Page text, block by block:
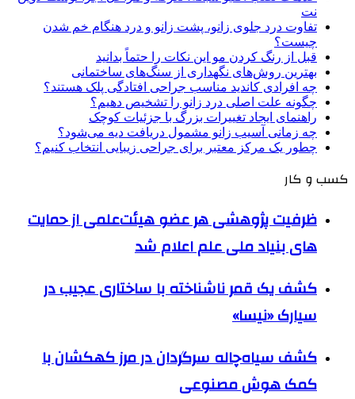
نت
تفاوت درد جلوی زانو، پشت زانو و درد هنگام خم شدن
چیست؟
قبل از رنگ کردن مو این نکات را حتماً بدانید
بهترین روش‌های نگهداری از سنگ‌های ساختمانی
چه افرادی کاندید مناسب جراحی افتادگی پلک هستند؟
چگونه علت اصلی درد زانو را تشخیص دهیم؟
راهنمای ایجاد تغییرات بزرگ با جزئیات کوچک
چه زمانی آسیب زانو مشمول دریافت دیه می‌شود؟
چطور یک مرکز معتبر برای جراحی زیبایی انتخاب کنیم؟
کسب و کار
ظرفیت پژوهشی هر عضو هیئت‌علمی از حمایت
های بنیاد ملی علم اعلام شد
کشف یک قمر ناشناخته با ساختاری عجیب در
سیارک «نیسا»
کشف سیاه‌چاله سرگردان در مرز کهکشان با
کمک هوش مصنوعی